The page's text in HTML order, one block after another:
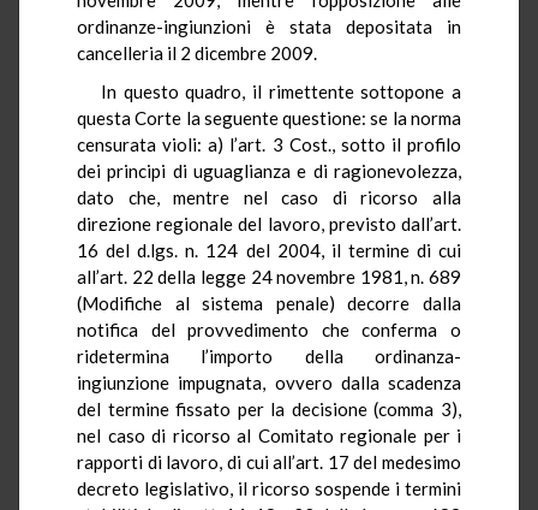
ordinanze-ingiunzioni è stata depositata in
cancelleria il 2 dicembre 2009.
In questo quadro, il rimettente sottopone a
questa Corte la seguente questione: se la norma
censurata violi: a) l’art. 3 Cost., sotto il profilo
dei principi di uguaglianza e di ragionevolezza,
dato che, mentre nel caso di ricorso alla
direzione regionale del lavoro, previsto dall’art.
16 del d.lgs. n. 124 del 2004, il termine di cui
all’art. 22 della legge 24 novembre 1981, n. 689
(Modifiche al sistema penale) decorre dalla
notifica del provvedimento che conferma o
ridetermina l’importo della ordinanza-
ingiunzione impugnata, ovvero dalla scadenza
del termine fissato per la decisione (comma 3),
nel caso di ricorso al Comitato regionale per i
rapporti di lavoro, di cui all’art. 17 del medesimo
decreto legislativo, il ricorso sospende i termini